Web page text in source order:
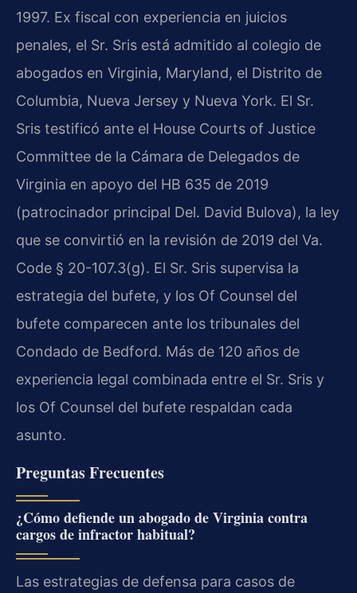
1997. Ex fiscal con experiencia en juicios
penales, el Sr. Sris está admitido al colegio de
abogados en Virginia, Maryland, el Distrito de
Columbia, Nueva Jersey y Nueva York. El Sr.
Sris testificó ante el House Courts of Justice
Committee de la Cámara de Delegados de
Virginia en apoyo del HB 635 de 2019
(patrocinador principal Del. David Bulova), la ley
que se convirtió en la revisión de 2019 del Va.
Code § 20-107.3(g). El Sr. Sris supervisa la
estrategia del bufete, y los Of Counsel del
bufete comparecen ante los tribunales del
Condado de Bedford. Más de 120 años de
experiencia legal combinada entre el Sr. Sris y
los Of Counsel del bufete respaldan cada
asunto.
Preguntas Frecuentes
¿Cómo defiende un abogado de Virginia contra
cargos de infractor habitual?
Las estrategias de defensa para casos de